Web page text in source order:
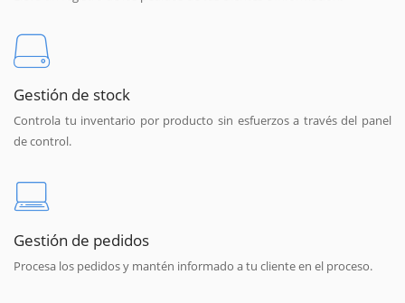
Gestión de stock
Controla tu inventario por producto sin esfuerzos a través del panel
de control.
Gestión de pedidos
Procesa los pedidos y mantén informado a tu cliente en el proceso.